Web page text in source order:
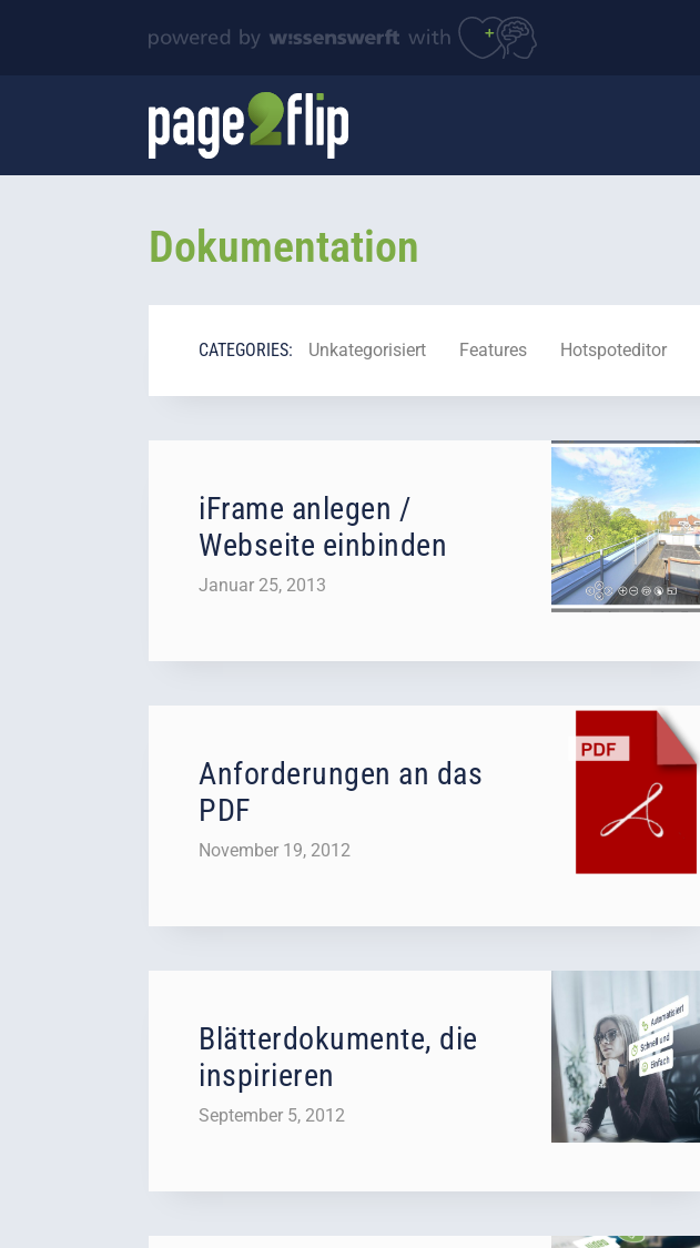
Dokumentation
CATEGORIES: Unkategorisiert Features Hotspoteditor
iFrame anlegen /
Webseite einbinden
Januar 25, 2013
Anforderungen an das
PDF
November 19, 2012
Blätterdokumente, die
inspirieren
September 5, 2012